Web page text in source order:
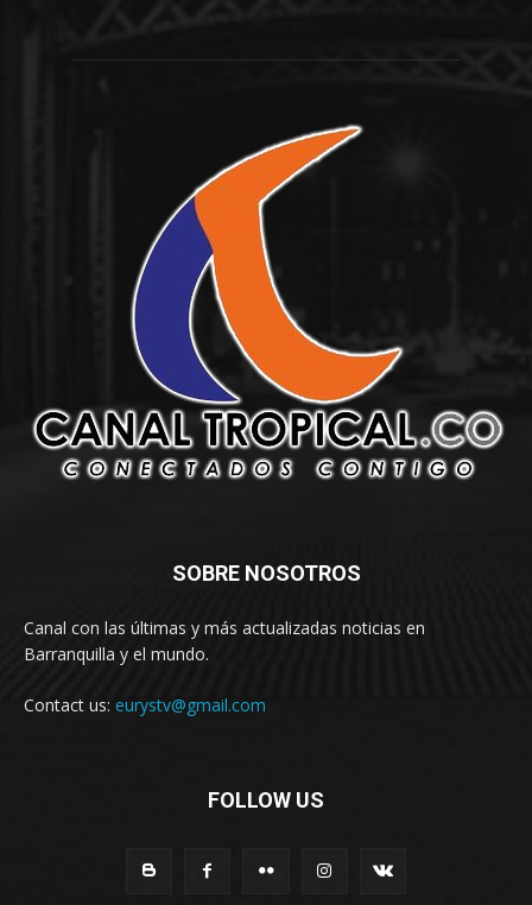
SOBRE NOSOTROS
Canal con las últimas y más actualizadas noticias en
Barranquilla y el mundo.
Contact us: eurystv@gmail.com
FOLLOW US